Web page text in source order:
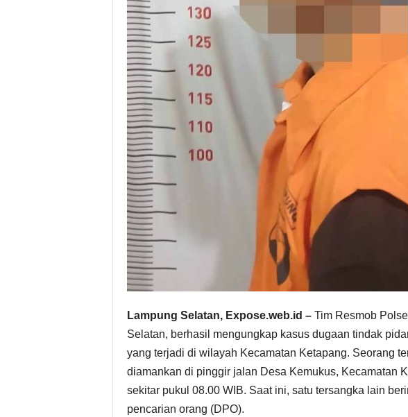
Lampung Selatan, Expose.web.id –Tim Resmob
Selatan, berhasil mengungkap kasus dugaan tindak
yang terjadi di wilayah Kecamatan Ketapang. Seorang
diamankan di pinggir jalan Desa Kemukus, Kecamatan
sekitar pukul 08.00 WIB. Saat ini, satu tersangka lain
pencarian orang (DPO).